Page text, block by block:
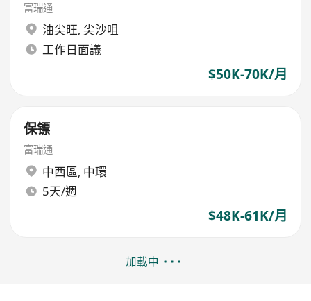
富瑞通
油尖旺, 尖沙咀
工作日面議
$50K-70K/月
保镖
富瑞通
中西區, 中環
5天/週
$48K-61K/月
加載中